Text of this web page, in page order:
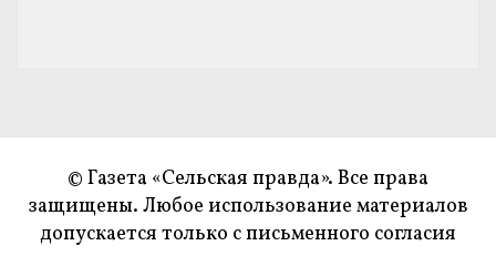
© Газета «Сельская правда». Все права
защищены. Любое использование материалов
допускается только с письменного согласия